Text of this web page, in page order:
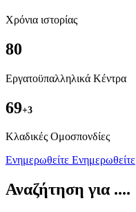
Χρόνια ιστορίας
80
Εργατοϋπαλληλικά Κέντρα
69+3
Kλαδικές Ομοσπονδίες
Ενημερωθείτε Ενημερωθείτε
Αναζήτηση για ....